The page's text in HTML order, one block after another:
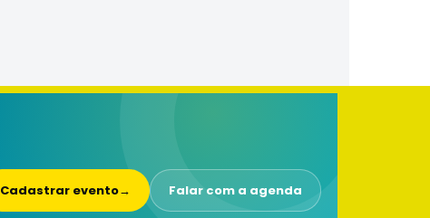
Cadastrar evento→ Falar com a agenda